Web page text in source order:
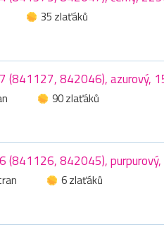
35 zlaťáků
(841127, 842046), azurový,
90 zlaťáků
(841126, 842045),
6 zlaťáků